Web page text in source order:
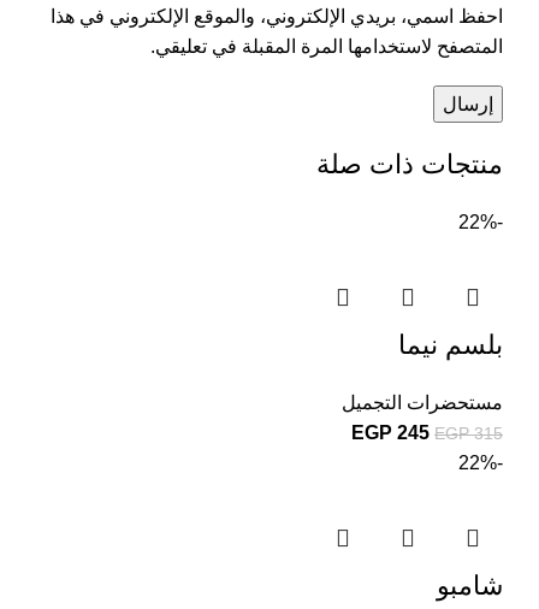
احفظ اسمي، بريدي الإلكتروني، والموقع الإلكتروني في هذا
المتصفح لاستخدامها المرة المقبلة في تعليقي.
منتجات ذات صلة
-22%
بلسم نيما
مستحضرات التجميل
EGP315
EGP 245
-22%
شامبو